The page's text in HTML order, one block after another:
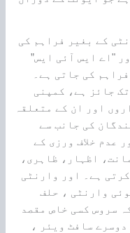
کے بغیر فراہم کی
"اے ایس آئی ایس”
کی جاتی ہے۔
جائز ہے، کمپنی
اور ان کے متعلقہ
کی جانب سے
عدم خلاف ورزی کے
اظہار، ظاہری،
ہے۔ اور وارنٹی
وارنٹی ، حلف
سروس کسی خاص مقصد
سافٹ ویئر ،